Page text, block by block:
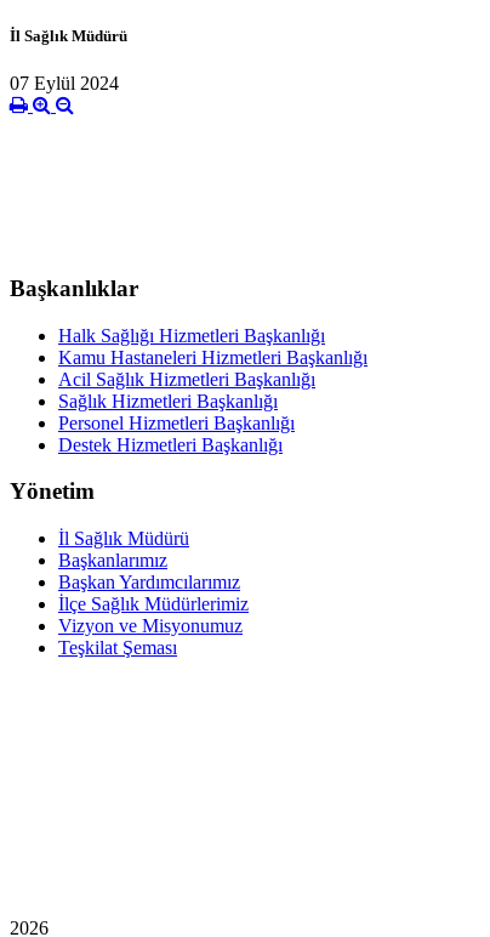
İl Sağlık Müdürü
07 Eylül 2024
Başkanlıklar
Halk Sağlığı Hizmetleri Başkanlığı
Kamu Hastaneleri Hizmetleri Başkanlığı
Acil Sağlık Hizmetleri Başkanlığı
Sağlık Hizmetleri Başkanlığı
Personel Hizmetleri Başkanlığı
Destek Hizmetleri Başkanlığı
Yönetim
İl Sağlık Müdürü
Başkanlarımız
Başkan Yardımcılarımız
İlçe Sağlık Müdürlerimiz
Vizyon ve Misyonumuz
Teşkilat Şeması
2026